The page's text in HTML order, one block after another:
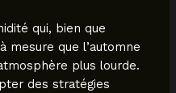
qui, bien que
mesure que l’automne
plus lourde.
des stratégies